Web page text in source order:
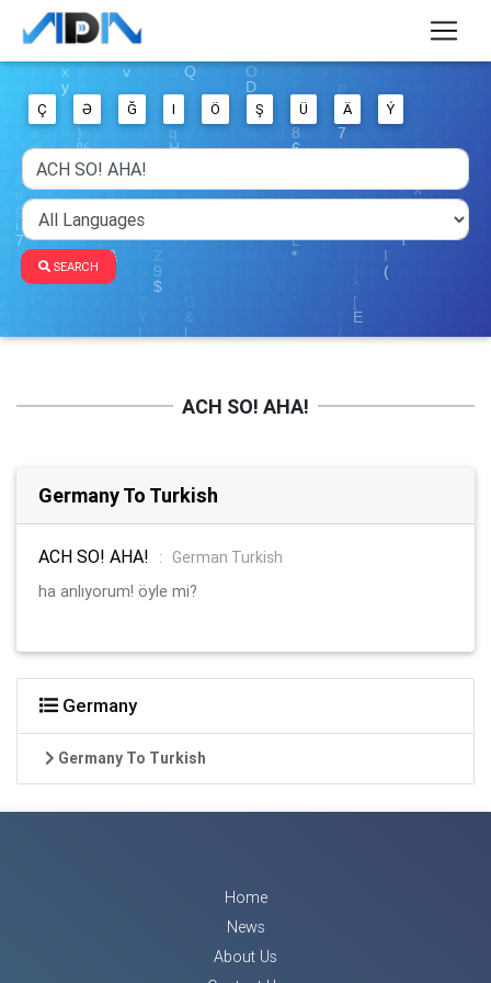
Ç Ə Ğ I Ö Ş Ü Ä Ý
SEARCH
ACH SO! AHA!
Germany To Turkish
ACH SO! AHA! :
German Turkish
ha anlıyorum! öyle mi?
Germany
Germany To Turkish
Home
News
About Us